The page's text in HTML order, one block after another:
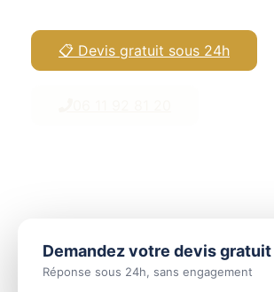
📋 Devis gratuit sous 24h
Demandez votre devis gratuit
Réponse sous 24h, sans engagement